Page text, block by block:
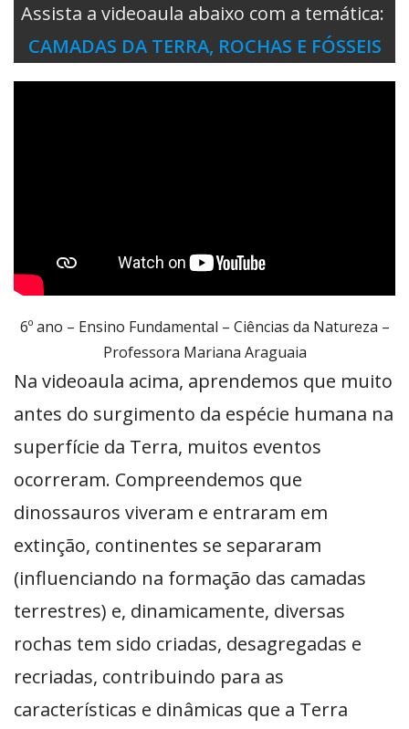
Assista a videoaula abaixo com a temática:
CAMADAS DA TERRA, ROCHAS E FÓSSEIS
6º ano – Ensino Fundamental – Ciências da Natureza –
Professora Mariana Araguaia
Na videoaula acima, aprendemos que muito
antes do surgimento da espécie humana na
superfície da Terra, muitos eventos
ocorreram. Compreendemos que
dinossauros viveram e entraram em
extinção, continentes se separaram
(influenciando na formação das camadas
terrestres) e, dinamicamente, diversas
rochas tem sido criadas, desagregadas e
recriadas, contribuindo para as
características e dinâmicas que a Terra